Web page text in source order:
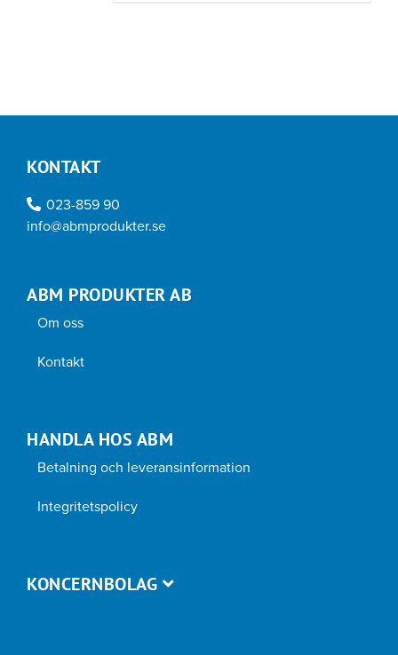
KONTAKT
023-859 90
info@abmprodukter.se
ABM PRODUKTER AB
Om oss
Kontakt
HANDLA HOS ABM
Betalning och leveransinformation
Integritetspolicy
KONCERNBOLAG